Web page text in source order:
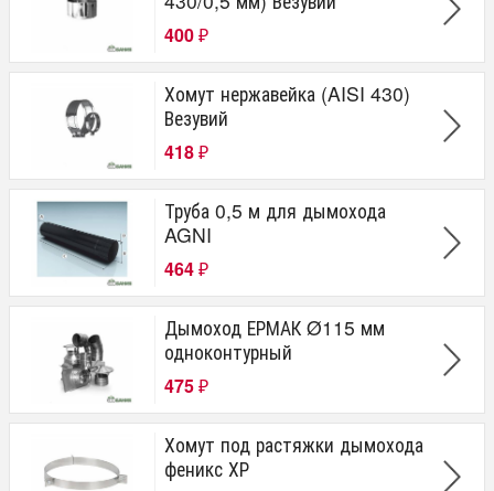
400 ₽
Хомут нержавейка (AISI 430)
Везувий
418 ₽
Труба 0,5 м для дымохода
AGNI
464 ₽
Дымоход ЕРМАК Ø115 мм
одноконтурный
475 ₽
Хомут под растяжки дымохода
феникс ХР